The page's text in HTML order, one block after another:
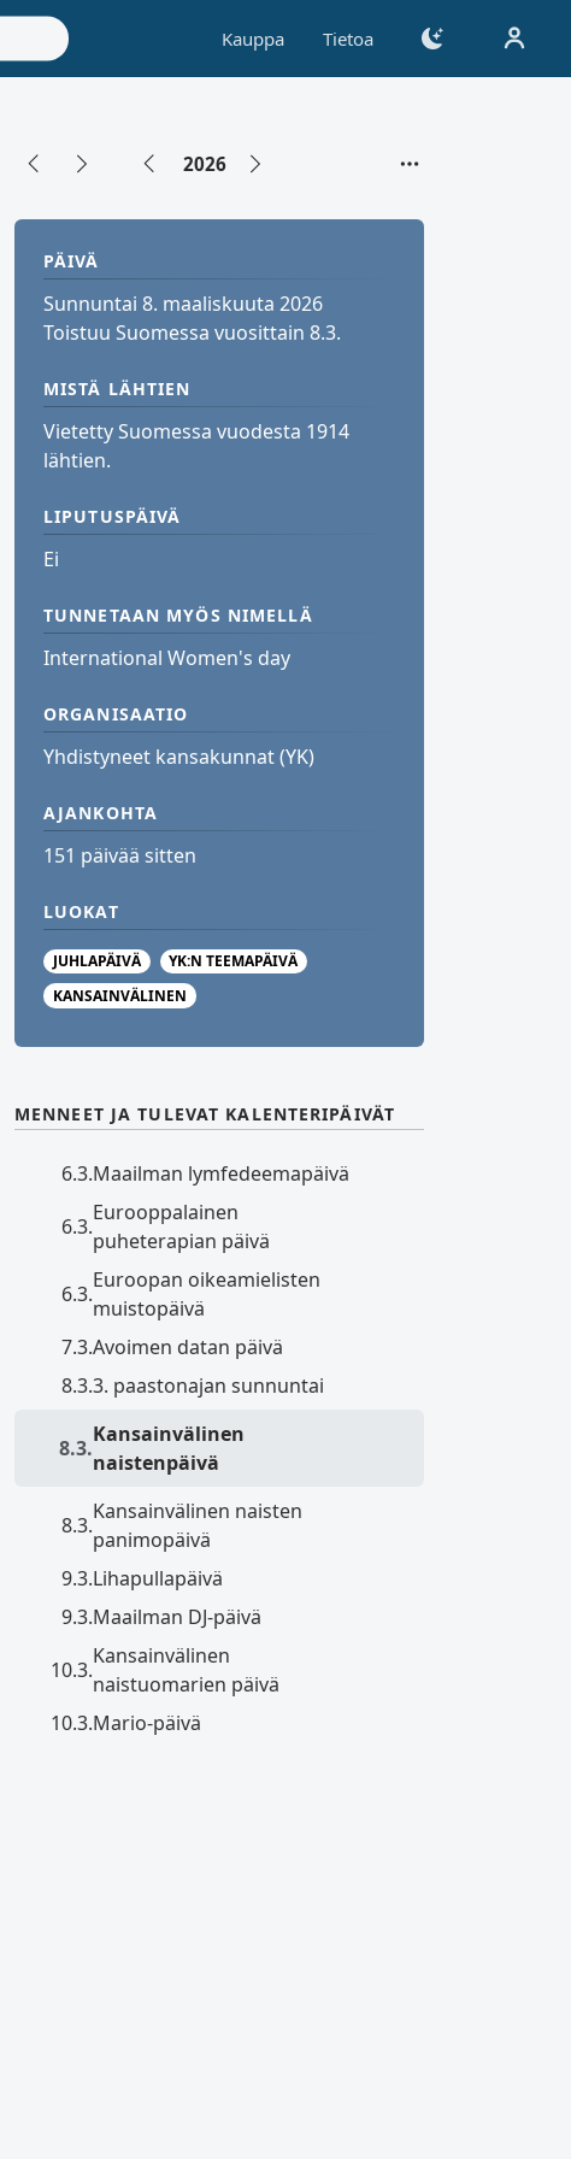
Kauppa Tietoa
2026
PÄIVÄ
Sunnuntai 8. maaliskuuta 2026
Toistuu Suomessa vuosittain 8.3.
MISTÄ LÄHTIEN
Vietetty Suomessa vuodesta 1914
lähtien.
LIPUTUSPÄIVÄ
Ei
TUNNETAAN MYÖS NIMELLÄ
International Women's day
ORGANISAATIO
Yhdistyneet kansakunnat (YK)
AJANKOHTA
151 päivää sitten
LUOKAT
JUHLAPÄIVÄ
YK:N TEEMAPÄIVÄ
KANSAINVÄLINEN
MENNEET JA TULEVAT KALENTERIPÄIVÄT
6.3.Maailman lymfedeemapäivä
6.3.
Eurooppalainen
puheterapian päivä
6.3.
Euroopan oikeamielisten
muistopäivä
7.3.Avoimen datan päivä
8.3.3. paastonajan sunnuntai
8.3.
Kansainvälinen
naistenpäivä
8.3.
Kansainvälinen naisten
panimopäivä
9.3.Lihapullapäivä
9.3.Maailman DJ-päivä
10.3.
Kansainvälinen
naistuomarien päivä
10.3.Mario-päivä